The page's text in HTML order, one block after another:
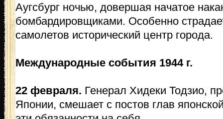
Аугсбург ночью, довершая начатое
бомбардировщиками. Особенно
самолетов исторический центр города.
Международные события 1944 г.
22 февраля. Генерал Хидеки Тодзио,
Японии, смешает с постов глав